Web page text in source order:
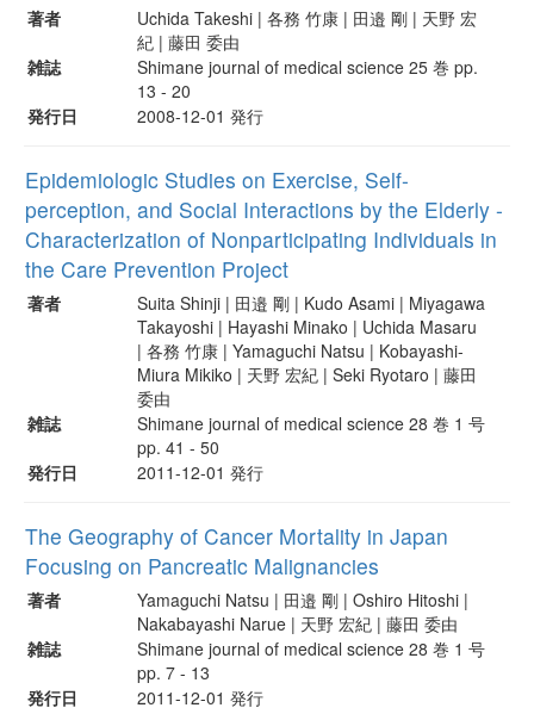
著者
Uchida Takeshi | 各務 竹康 | 田邉 剛 | 天野 宏
紀 | 藤田 委由
雑誌
Shimane journal of medical science 25 巻 pp.
13 - 20
発行日
2008-12-01 発行
Epidemiologic Studies on Exercise, Self-
perception, and Social Interactions by the Elderly -
Characterization of Nonparticipating Individuals in
the Care Prevention Project
著者
Suita Shinji | 田邉 剛 | Kudo Asami | Miyagawa
Takayoshi | Hayashi Minako | Uchida Masaru
| 各務 竹康 | Yamaguchi Natsu | Kobayashi-
Miura Mikiko | 天野 宏紀 | Seki Ryotaro | 藤田
委由
雑誌
Shimane journal of medical science 28 巻 1 号
pp. 41 - 50
発行日
2011-12-01 発行
The Geography of Cancer Mortality in Japan
Focusing on Pancreatic Malignancies
著者
Yamaguchi Natsu | 田邉 剛 | Oshiro Hitoshi |
Nakabayashi Narue | 天野 宏紀 | 藤田 委由
雑誌
Shimane journal of medical science 28 巻 1 号
pp. 7 - 13
発行日
2011-12-01 発行